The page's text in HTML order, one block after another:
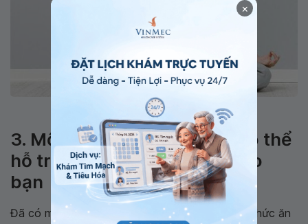
Ngồi thiền để cải thiện sức khỏe tinh thần
3. Một số chất dinh dưỡng có thể
hỗ trợ sức khỏe tinh thần cho
bạn
Đã có một số nghiên cứu về "mối quan hệ giữa thức ăn
×